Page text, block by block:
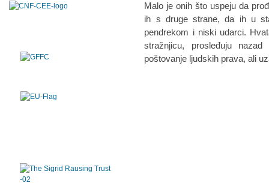
Malo je onih što uspeju da
ih s druge strane, da ih u
pendrekom i niski udarci.
stražnjicu, prosleđuju
poštovanje ljudskih prava, ali